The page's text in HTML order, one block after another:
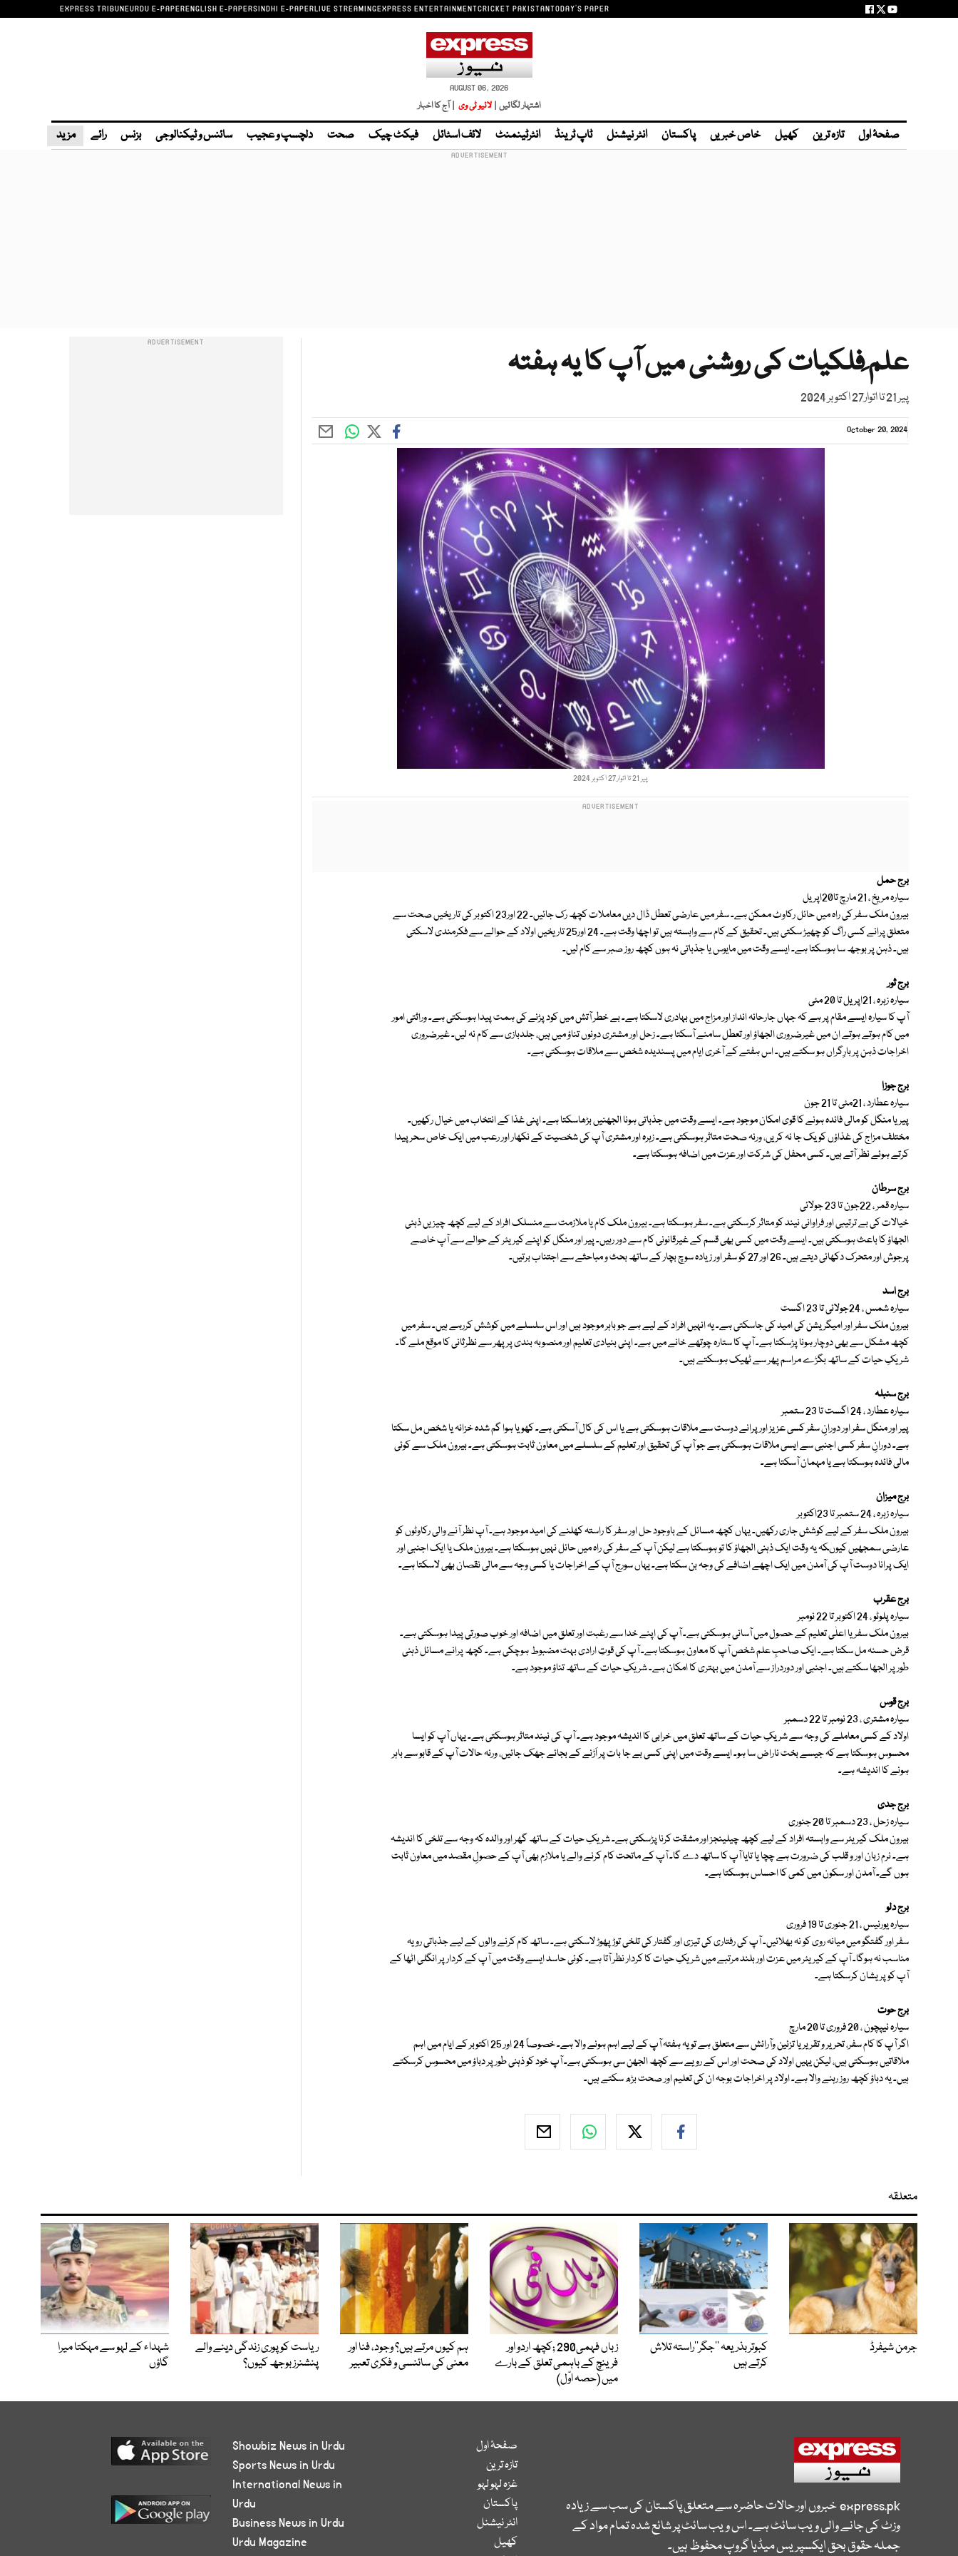
EXPRESS TRIBUNEURDU E-PAPERENGLISH E-PAPERSINDHI E-PAPERLIVE STREAMINGEXPRESS ENTERTAINMENTCRICKET PAKISTANTODAY'S PAPER
AUGUST 06, 2026
اشتہار لگائیں | لائیو ٹی وی | آج کا اخبار
صفحۂ اول تازہ ترین کھیل خاص خبریں پاکستان انٹر نیشنل ٹاپ ٹرینڈ انٹرٹینمنٹ لائف اسٹائل فیکٹ چیک صحت دلچسپ و عجیب سائنس و ٹیکنالوجی بزنس رائے مزید
علم ِفلکیات کی روشنی میں آپ کا یہ ہفتہ
پیر 21 تا اتوار27 اکتوبر 2024
October 20, 2024
پیر 21 تا اتوار27 اکتوبر 2024
برج حمل
سیارہ مریخ ، 21 مارچ تا20اپریل
بیرون ملک سفر کی راہ میں حائل رکاوٹ ممکن ہے۔ سفر میں عارضی تعطل ڈال دیں معاملات کچھ رک جائیں۔ 22 اور23 اکتوبر کی تاریخیں صحت سے
متعلق پرانے کسی راگ کو چھیڑ سکتی ہیں۔ تحقیق کے کام سے وابستہ ہیں تو اچھا وقت ہے۔ 24 اور25 تاریخیں اولاد کے حوالے سے فکرمندی لاسکتی
ہیں۔ ذہن پر بوجھ سا ہوسکتا ہے۔ ایسے وقت میں مایوس یا جذباتی نہ ہوں کچھ روز صبر سے کام لیں۔
برج ثور
سیارہ زہرہ ، 21اپریل تا 20 مئی
آپ کا سیارہ ایسے مقام پر ہے کہ جہاں جارحانہ انداز اور مزاج میں بہادری لاسکتا ہے۔ بے خطر آتش میں کود پڑنے کی ہمت پیدا ہوسکتی ہے۔ وراثتی امور
میں کام ہوتے ہوتے ان میں غیرضروری الجھاؤ اور تعطل سامنے آسکتا ہے۔ زحل اور مشتری دونوں تناؤ میں ہیں، جلدبازی سے کام نہ لیں۔ غیرضروری
اخراجات ذہن پر بارِگراں ہو سکتے ہیں۔ اس ہفتے کے آخری ایام میں پسندیدہ شخص سے ملاقات ہوسکتی ہے۔
برج جوزا
سیارہ عطارد ، 21مئی تا 21 جون
پیر یا منگل کو مالی فائدہ ہونے کا قوی امکان موجود ہے۔ ایسے وقت میں جذباتی ہونا الجھنیں بڑھاسکتا ہے۔ اپنی غذا کے انتخاب میں خیال رکھیں۔
مختلف مزاج کی غذاؤں کو یک جا نہ کریں، ورنہ صحت متاثر ہوسکتی ہے۔ زہرہ اور مشتری آپ کی شخصیت کے نکھار اور رعب میں ایک خاص سحر پیدا
کرتے ہوئے نظر آتے ہیں۔ کسی محفل کی شرکت اور عزت میں اضافہ ہوسکتا ہے۔
برج سرطان
سیارہ قمر ، 22جون تا 23 جولائی
خیالات کی بے ترتیبی اور فراوانی نیند کو متاثر کرسکتی ہے۔ سفر ہوسکتا ہے۔ بیرون ملک کام یا ملازمت سے منسلک افراد کے لیے کچھ چیزیں ذہنی
الجھاؤ کا باعث ہوسکتی ہیں۔ ایسے وقت میں کسی بھی قسم کے غیرقانونی کام سے دور رہیں۔ پیر اور منگل کو اپنے کیریئر کے حوالے سے آپ خاصے
پرجوش اور متحرک دکھائی دیتے ہیں۔ 26 اور 27 کو سفر اور زیادہ سوچ بچار کے ساتھ بحث و مباحثے سے اجتناب برتیں۔
برج اسد
سیارہ شمس ، 24جولائی تا 23 اگست
بیرون ملک سفر اور امیگریشن کی امید کی جاسکتی ہے۔ یہ انہیں افراد کے لیے ہے جو باہر موجود ہیں اور اس سلسلے میں کوشش کررہے ہیں۔ سفر میں
کچھ مشکل سے بھی دوچار ہونا پڑسکتا ہے۔ آپ کا ستارہ چوتھے خانے میں ہے۔ اپنی بنیادی تعلیم اور منصوبہ بندی پر پھر سے نظرثانی کا موقع ملے گا۔
شریکِ حیات کے ساتھ بگڑے مراسم پھر سے ٹھیک ہوسکتے ہیں۔
برج سنبلہ
سیارہ عطارد ، 24 اگست تا 23 ستمبر
پیر اور منگل سفر اور دورانِ سفر کسی عزیز اور پرانے دوست سے ملاقات ہوسکتی ہے یا اس کی کال آسکتی ہے۔ کھویا ہوا گم شدہ خزانہ یا شخص مل سکتا
ہے۔ دورانِ سفر کسی اجنبی سے ایسی ملاقات ہوسکتی ہے جو آپ کی تحقیق اور تعلیم کے سلسلے میں معاون ثابت ہوسکتی ہے۔ بیرون ملک سے کوئی
مالی فائدہ ہوسکتا ہے یا مہمان آسکتا ہے۔
برج میزان
سیارہ زہرہ ، 24 ستمبر تا 23اکتوبر
بیرون ملک سفر کے لیے کوشش جاری رکھیں۔ یہاں کچھ مسائل کے باوجود حل اور سفر کا راستہ کھلنے کی امید موجود ہے۔ آپ نظر آنے والی رکاوٹوں کو
عارضی سمجھیں کیوںکہ یہ وقت ایک ذہنی الجھاؤ کا تو ہوسکتا ہے لیکن آپ کے سفر کی راہ میں حائل نہیں ہوسکتا ہے۔ بیرون ملک یا ایک اجنبی اور
ایک پرانا دوست آپ کی آمدن میں ایک اچھے اضافے کی وجہ بن سکتا ہے۔ یہاں سورج آپ کے اخراجات یا کسی وجہ سے مالی نقصان بھی لاسکتا ہے۔
برج عقرب
سیارہ پلوٹو ، 24 اکتوبر تا 22 نومبر
بیرون ملک سفر یا اعلٰی تعلیم کے حصول میں آسانی ہوسکتی ہے۔ آپ کی اپنے خدا سے رغبت اور تعلق میں اضافہ اور خوب صورتی پیدا ہوسکتی ہے۔
قرض حسنہ مل سکتا ہے۔ ایک صاحبِ علم شخص آپ کا معاون ہوسکتا ہے۔ آپ کی قوتِ ارادی بہت مضبوط ہوچکی ہے۔ کچھ پرانے مسائل ذہنی
طور پر الجھا سکتے ہیں۔ اجنبی اور دوردراز سے آمدن میں بہتری کا امکان ہے۔ شریکِ حیات کے ساتھ تناؤ موجود ہے۔
برج قوس
سیارہ مشتری ، 23 نومبر تا 22 دسمبر
اولاد کے کسی معاملے کی وجہ سے شریکِ حیات کے ساتھ تعلق میں خرابی کا اندیشہ موجود ہے۔ آپ کی نیند متاثر ہوسکتی ہے۔ یہاں آپ کو ایسا
محسوس ہوسکتا ہے کہ جیسے بخت ناراض سا ہو۔ ایسے وقت میں اپنی کسی بے جا بات پر اَڑنے کے بجائے جھک جائیں، ورنہ حالات آپ کے قابو سے باہر
ہونے کا اندیشہ ہے۔
برج جدی
سیارہ زحل ، 23 دسمبر تا 20 جنوری
بیرون ملک کیریئر سے وابستہ افراد کے لیے کچھ چیلینجز اور مشقت کرنا پڑسکتی ہے۔ شریکِ حیات کے ساتھ گھر اور والدہ کہ وجہ سے تلخی کا اندیشہ
ہے۔ نرم زبان اور و قلب کی ضرورت ہے چچا یا تایا آپ کا ساتھ دے گا۔ آپ کے ماتحت کام کرنے والے یا ملازم بھی آپ کے حصولِ مقصد میں معاون ثابت
ہوں گے۔ آمدن اور سکون میں کمی کا احساس ہوسکتا ہے۔
برج دلو
سیارہ یورنیس ، 21 جنوری تا 19 فروری
سفر اور گفتگو میں میانہ روی کو نہ بھلائیں۔ آپ کی رفتاری کی تیزی اور گفتار کی تلخی توڑ پھوڑ لاسکتی ہے۔ ساتھ کام کرنے والوں کے لیے جذباتی رویہ
مناسب نہ ہوگا۔ آپ کے کیریئر میں عزت اور بلند مرتبے میں شریکِ حیات کا کردار نظر آتا ہے۔ کوئی حاسد ایسے وقت میں آپ کے کردار پر انگلی اٹھا کے
آپ کو پریشان کرسکتا ہے۔
برج حوت
سیارہ نیپچون ، 20 فروری تا 20 مارچ
اگر آپ کا کام سفر، تحریر و تقریر یا تزئین وآرائش سے متعلق ہے تو یہ ہفتہ آپ کے لیے اہم ہونے والا ہے۔ خصوصاً 24 اور 25 اکتوبر کے ایام میں اہم
ملاقاتیں ہوسکتی ہیں، لیکن یہیں اولاد کی صحت اور اس کے رویے سے کچھ الجھن سی ہوسکتی ہے۔ آپ خود کو ذہنی طور پر دباؤ میں محسوس کرسکتے
ہیں۔ یہ دباؤ کچھ روز رہنے والا ہے۔ اولاد پر اخراجات بوجہ ان کی تعلیم اور صحت بڑھ سکتے ہیں۔
متعلقہ
جرمن شیفرڈ
کبوتر بذریعہ ’’جگر‘‘راستہ تلاش
کرتے ہیں
زباں فہمی290 ;کچھ اردو اور
فرینچ کے باہمی تعلق کے بارے
میں (حصہ اوّل)
ہم کیوں مرتے ہیں؟ وجود، فنا اور
معنی کی سائنسی و فکری تعبیر
ریاست کو پوری زندگی دینے والے
پنشنرز بوجھ کیوں؟
شہداء کے لہو سے مہکتا میرا
گاؤں
express.pkخبروں اور حالات حاضرہ سے متعلق پاکستان کی سب سے زیادہ
وزٹ کی جانے والی ویب سائٹ ہے۔ اس ویب سائٹ پر شائع شدہ تمام مواد کے
جملہ حقوق بحق ایکسپریس میڈیا گروپ محفوظ ہیں۔
صفحۂ اول
تازہ ترین
غزہ لہو لہو
پاکستان
انٹر نیشنل
کھیل
Showbiz News in Urdu
Sports News in Urdu
International News in
Urdu
Business News in Urdu
Urdu Magazine